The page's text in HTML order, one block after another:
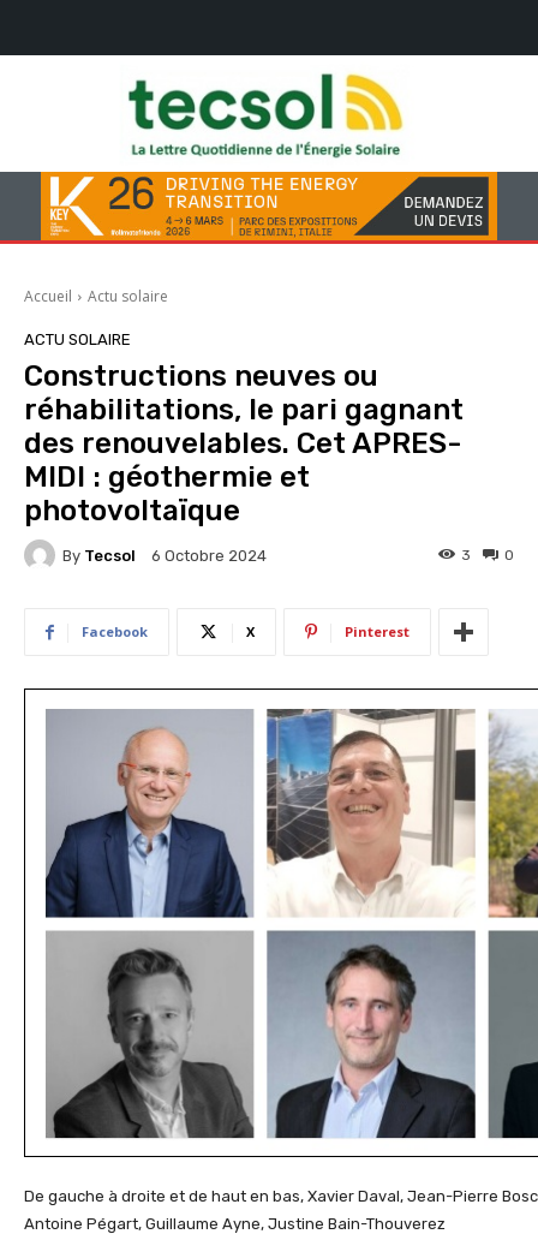
Accueil Actu solaire
ACTU SOLAIRE
Constructions neuves ou
réhabilitations, le pari gagnant
des renouvelables. Cet APRES-
MIDI : géothermie et
photovoltaïque
By Tecsol 6 Octobre 2024 0
3
Facebook X Pinterest
De gauche à droite et de haut en bas, Xavier Daval, Jean-Pierre
Antoine Pégart, Guillaume Ayne, Justine Bain-Thouverez